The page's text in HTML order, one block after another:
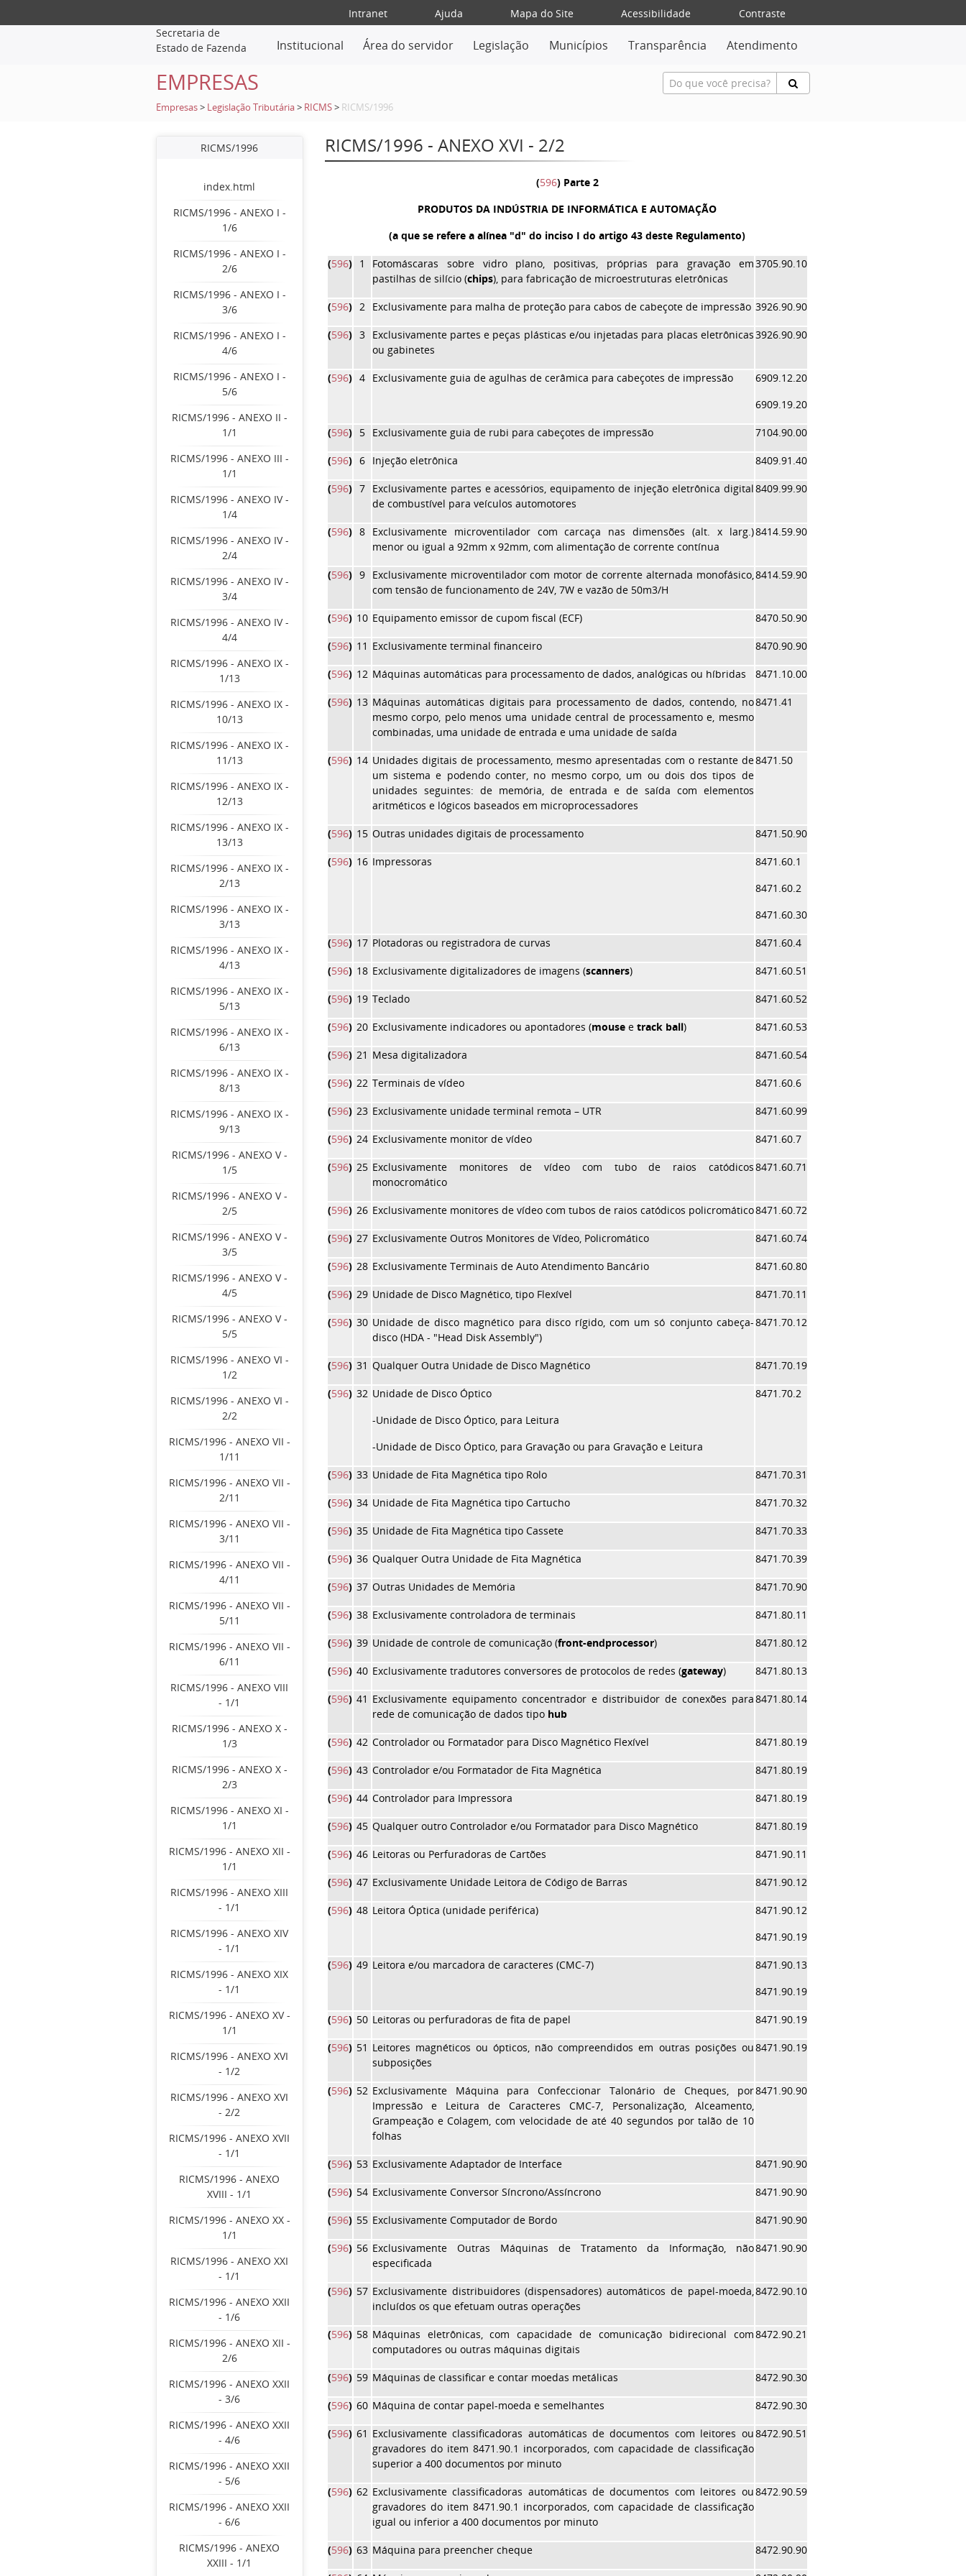
Intranet Ajuda Mapa do Site Acessibilidade
Contraste
Secretaria de
Estado de Fazenda
Institucional Área do servidor Legislação Municípios Transparência Atendimento
EMPRESAS
Empresas > Legislação Tributária > RICMS > RICMS/1996
RICMS/1996
index.html
RICMS/1996 - ANEXO I -
1/6
RICMS/1996 - ANEXO I -
2/6
RICMS/1996 - ANEXO I -
3/6
RICMS/1996 - ANEXO I -
4/6
RICMS/1996 - ANEXO I -
5/6
RICMS/1996 - ANEXO II -
1/1
RICMS/1996 - ANEXO III -
1/1
RICMS/1996 - ANEXO IV -
1/4
RICMS/1996 - ANEXO IV -
2/4
RICMS/1996 - ANEXO IV -
3/4
RICMS/1996 - ANEXO IV -
4/4
RICMS/1996 - ANEXO IX -
1/13
RICMS/1996 - ANEXO IX -
10/13
RICMS/1996 - ANEXO IX -
11/13
RICMS/1996 - ANEXO IX -
12/13
RICMS/1996 - ANEXO IX -
13/13
RICMS/1996 - ANEXO IX -
2/13
RICMS/1996 - ANEXO IX -
3/13
RICMS/1996 - ANEXO IX -
4/13
RICMS/1996 - ANEXO IX -
5/13
RICMS/1996 - ANEXO IX -
6/13
RICMS/1996 - ANEXO IX -
8/13
RICMS/1996 - ANEXO IX -
9/13
RICMS/1996 - ANEXO V -
1/5
RICMS/1996 - ANEXO V -
2/5
RICMS/1996 - ANEXO V -
3/5
RICMS/1996 - ANEXO V -
4/5
RICMS/1996 - ANEXO V -
5/5
RICMS/1996 - ANEXO VI -
1/2
RICMS/1996 - ANEXO VI -
2/2
RICMS/1996 - ANEXO VII -
1/11
RICMS/1996 - ANEXO VII -
2/11
RICMS/1996 - ANEXO VII -
3/11
RICMS/1996 - ANEXO VII -
4/11
RICMS/1996 - ANEXO VII -
5/11
RICMS/1996 - ANEXO VII -
6/11
RICMS/1996 - ANEXO VIII
- 1/1
RICMS/1996 - ANEXO X -
1/3
RICMS/1996 - ANEXO X -
2/3
RICMS/1996 - ANEXO XI -
1/1
RICMS/1996 - ANEXO XII -
1/1
RICMS/1996 - ANEXO XIII
- 1/1
RICMS/1996 - ANEXO XIV
- 1/1
RICMS/1996 - ANEXO XIX
- 1/1
RICMS/1996 - ANEXO XV -
1/1
RICMS/1996 - ANEXO XVI
- 1/2
RICMS/1996 - ANEXO XVI
- 2/2
RICMS/1996 - ANEXO XVII
- 1/1
RICMS/1996 - ANEXO
XVIII - 1/1
RICMS/1996 - ANEXO XX -
1/1
RICMS/1996 - ANEXO XXI
- 1/1
RICMS/1996 - ANEXO XXII
- 1/6
RICMS/1996 - ANEXO XII -
2/6
RICMS/1996 - ANEXO XXII
- 3/6
RICMS/1996 - ANEXO XXII
- 4/6
RICMS/1996 - ANEXO XXII
- 5/6
RICMS/1996 - ANEXO XXII
- 6/6
RICMS/1996 - ANEXO
XXIII - 1/1
RICMS/1996 - ANEXO XVI - 2/2
(596) Parte 2
PRODUTOS DA INDÚSTRIA DE INFORMÁTICA E AUTOMAÇÃO
(a que se refere a alínea "d" do inciso I do artigo 43 deste Regulamento)
(596) 1
Fotomáscaras sobre vidro plano, positivas, próprias para gravação em
pastilhas de silício (chips), para fabricação de microestruturas eletrônicas
3705.90.10
(596) 2 Exclusivamente para malha de proteção para cabos de cabeçote de impressão 3926.90.90
(596) 3 Exclusivamente partes e peças plásticas e/ou injetadas para placas eletrônicas
ou gabinetes
3926.90.90
(596) 4 Exclusivamente guia de agulhas de cerâmica para cabeçotes de impressão
6909.12.20
6909.19.20
(596) 5 Exclusivamente guia de rubi para cabeçotes de impressão 7104.90.00
(596) 6 Injeção eletrônica 8409.91.40
(596) 7 Exclusivamente partes e acessórios, equipamento de injeção eletrônica digital
de combustível para veículos automotores
8409.99.90
(596) 8 Exclusivamente microventilador com carcaça nas dimensões (alt. x larg.)
menor ou igual a 92mm x 92mm, com alimentação de corrente contínua
8414.59.90
(596) 9 Exclusivamente microventilador com motor de corrente alternada monofásico,
com tensão de funcionamento de 24V, 7W e vazão de 50m3/H
8414.59.90
(596) 10 Equipamento emissor de cupom fiscal (ECF) 8470.50.90
(596) 11 Exclusivamente terminal financeiro 8470.90.90
(596) 12 Máquinas automáticas para processamento de dados, analógicas ou híbridas 8471.10.00
(596) 13 Máquinas automáticas digitais para processamento de dados, contendo, no
mesmo corpo, pelo menos uma unidade central de processamento e, mesmo
combinadas, uma unidade de entrada e uma unidade de saída
8471.41
(596) 14 Unidades digitais de processamento, mesmo apresentadas com o restante de
um sistema e podendo conter, no mesmo corpo, um ou dois dos tipos de
unidades seguintes: de memória, de entrada e de saída com elementos
aritméticos e lógicos baseados em microprocessadores
8471.50
(596) 15 Outras unidades digitais de processamento 8471.50.90
(596) 16 Impressoras
8471.60.1
8471.60.2
8471.60.30
(596) 17 Plotadoras ou registradora de curvas 8471.60.4
(596) 18 Exclusivamente digitalizadores de imagens (scanners) 8471.60.51
(596) 19 Teclado 8471.60.52
(596) 20 Exclusivamente indicadores ou apontadores (mousee track ball) 8471.60.53
(596) 21 Mesa digitalizadora 8471.60.54
(596) 22 Terminais de vídeo 8471.60.6
(596) 23 Exclusivamente unidade terminal remota – UTR 8471.60.99
(596) 24 Exclusivamente monitor de vídeo 8471.60.7
(596) 25 Exclusivamente monitores de vídeo com tubo de raios catódicos
monocromático
8471.60.71
(596) 26 Exclusivamente monitores de vídeo com tubos de raios catódicos policromático8471.60.72
(596) 27 Exclusivamente Outros Monitores de Vídeo, Policromático 8471.60.74
(596) 28 Exclusivamente Terminais de Auto Atendimento Bancário 8471.60.80
(596) 29 Unidade de Disco Magnético, tipo Flexível 8471.70.11
(596) 30 Unidade de disco magnético para disco rígido, com um só conjunto cabeça-
disco (HDA - "Head Disk Assembly")
8471.70.12
(596) 31 Qualquer Outra Unidade de Disco Magnético 8471.70.19
(596) 32 Unidade de Disco Óptico
-Unidade de Disco Óptico, para Leitura
-Unidade de Disco Óptico, para Gravação ou para Gravação e Leitura
8471.70.2
(596) 33 Unidade de Fita Magnética tipo Rolo 8471.70.31
(596) 34 Unidade de Fita Magnética tipo Cartucho 8471.70.32
(596) 35 Unidade de Fita Magnética tipo Cassete 8471.70.33
(596) 36 Qualquer Outra Unidade de Fita Magnética 8471.70.39
(596) 37 Outras Unidades de Memória 8471.70.90
(596) 38 Exclusivamente controladora de terminais 8471.80.11
(596) 39 Unidade de controle de comunicação (front-endprocessor) 8471.80.12
(596) 40 Exclusivamente tradutores conversores de protocolos de redes (gateway) 8471.80.13
(596) 41 Exclusivamente equipamento concentrador e distribuidor de conexões para
rede de comunicação de dados tipo hub
8471.80.14
(596) 42 Controlador ou Formatador para Disco Magnético Flexível 8471.80.19
(596) 43 Controlador e/ou Formatador de Fita Magnética 8471.80.19
(596) 44 Controlador para Impressora 8471.80.19
(596) 45 Qualquer outro Controlador e/ou Formatador para Disco Magnético 8471.80.19
(596) 46 Leitoras ou Perfuradoras de Cartões 8471.90.11
(596) 47 Exclusivamente Unidade Leitora de Código de Barras 8471.90.12
(596) 48 Leitora Óptica (unidade periférica)
8471.90.12
8471.90.19
(596) 49 Leitora e/ou marcadora de caracteres (CMC-7)
8471.90.13
8471.90.19
(596) 50 Leitoras ou perfuradoras de fita de papel 8471.90.19
(596) 51 Leitores magnéticos ou ópticos, não compreendidos em outras posições ou
subposições
8471.90.19
(596) 52 Exclusivamente Máquina para Confeccionar Talonário de Cheques, por
Impressão e Leitura de Caracteres CMC-7, Personalização, Alceamento,
Grampeação e Colagem, com velocidade de até 40 segundos por talão de 10
folhas
8471.90.90
(596) 53 Exclusivamente Adaptador de Interface 8471.90.90
(596) 54 Exclusivamente Conversor Síncrono/Assíncrono 8471.90.90
(596) 55 Exclusivamente Computador de Bordo 8471.90.90
(596) 56 Exclusivamente Outras Máquinas de Tratamento da Informação, não
especificada
8471.90.90
(596) 57 Exclusivamente distribuidores (dispensadores) automáticos de papel-moeda,
incluídos os que efetuam outras operações
8472.90.10
(596) 58 Máquinas eletrônicas, com capacidade de comunicação bidirecional com
computadores ou outras máquinas digitais
8472.90.21
(596) 59 Máquinas de classificar e contar moedas metálicas 8472.90.30
(596) 60 Máquina de contar papel-moeda e semelhantes 8472.90.30
(596) 61 Exclusivamente classificadoras automáticas de documentos com leitores ou
gravadores do item 8471.90.1 incorporados, com capacidade de classificação
superior a 400 documentos por minuto
8472.90.51
(596) 62 Exclusivamente classificadoras automáticas de documentos com leitores ou
gravadores do item 8471.90.1 incorporados, com capacidade de classificação
igual ou inferior a 400 documentos por minuto
8472.90.59
(596) 63 Máquina para preencher cheque 8472.90.90